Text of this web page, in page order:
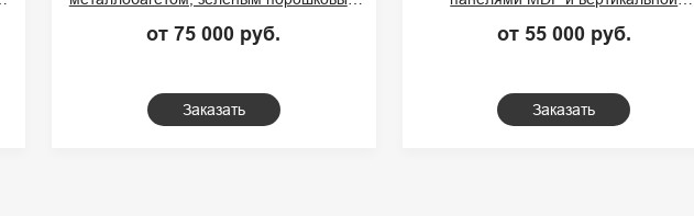
от 75 000 руб.
Заказать
от 55 000 руб.
Заказать